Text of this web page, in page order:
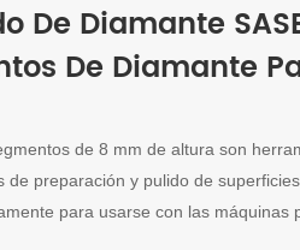
De Diamante
De Diamante
de 8 mm de altura son
preparación y pulido de superficies.
para usarse con las máquinas